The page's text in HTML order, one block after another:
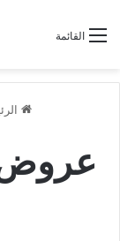
القائمة
عروض